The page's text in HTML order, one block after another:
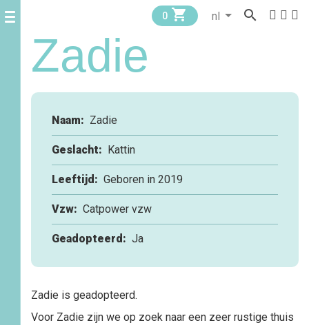
0  
Zadie
Naam: Zadie
Geslacht: Kattin
Leeftijd: Geboren in 2019
Vzw: Catpower vzw
Geadopteerd: Ja
Zadie is geadopteerd.
Voor Zadie zijn we op zoek naar een zeer rustige thuis